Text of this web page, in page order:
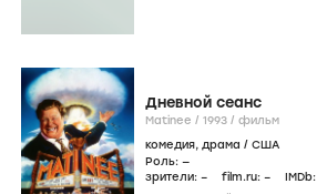
Дневной сеанс
Matinee / 1993 / фильм
комедия, драма / США
Роль: —
зрители: – film.ru: – IMDb: